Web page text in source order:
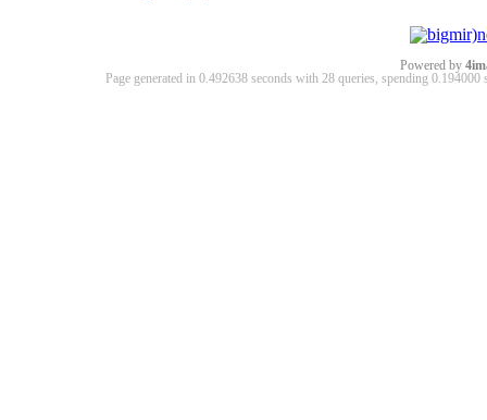
Powered by
Page generated in 0.492638 seconds with 28 queries, spending